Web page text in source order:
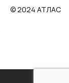
© 2024 АТЛАС